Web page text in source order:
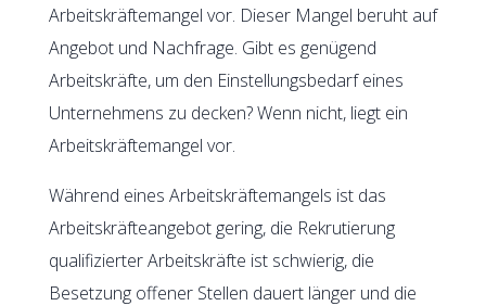
Arbeitskräftemangel vor. Dieser Mangel beruht auf
Angebot und Nachfrage. Gibt es genügend
Arbeitskräfte, um den Einstellungsbedarf eines
Unternehmens zu decken? Wenn nicht, liegt ein
Arbeitskräftemangel vor.
Während eines Arbeitskräftemangels ist das
Arbeitskräfteangebot gering, die Rekrutierung
qualifizierter Arbeitskräfte ist schwierig, die
Besetzung offener Stellen dauert länger und die